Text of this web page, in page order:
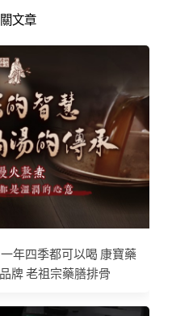
文章
年四季都可以喝 康寶藥
牌 老祖宗藥膳排骨